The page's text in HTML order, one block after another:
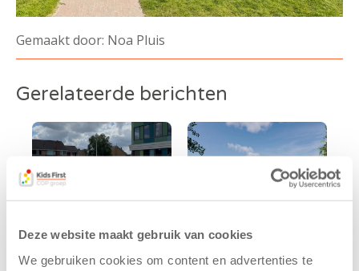
Deze website maakt gebruik van cookies
We gebruiken cookies om content en advertenties te
Gemaakt door: Noa Pluis
Gerelateerde berichten